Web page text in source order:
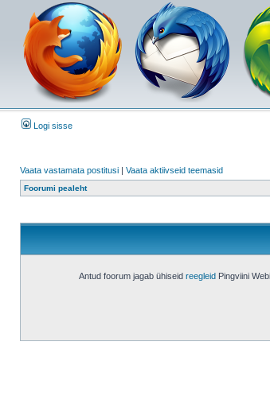
Logi sisse
Vaata vastamata postitusi | Vaata aktiivseid teemasid
Foorumi pealeht
Antud foorum jagab ühiseid reegleidPingviini